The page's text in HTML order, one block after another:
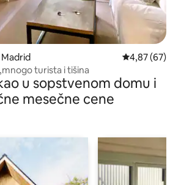
Prosečna
4,87 (67)
turista i tišina
u sopstvenom domu i
mesečne cene